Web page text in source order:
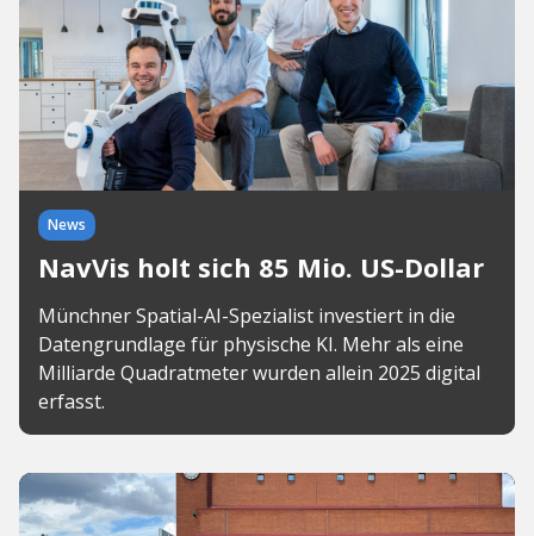
News
NavVis holt sich 85 Mio. US-Dollar
Münchner Spatial-AI-Spezialist investiert in die
Datengrundlage für physische KI. Mehr als eine
Milliarde Quadratmeter wurden allein 2025 digital
erfasst.